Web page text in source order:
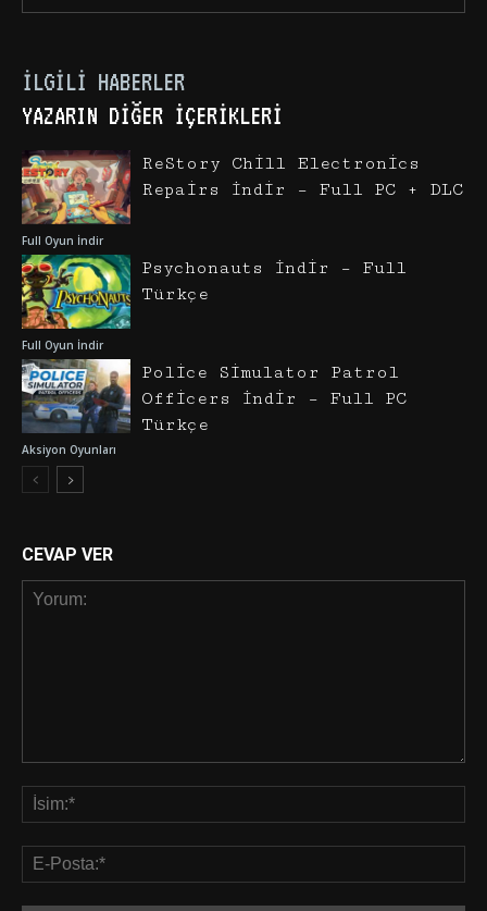
İLGILI HABERLER
YAZARIN DIĞER İÇERIKLERI
Full Oyun İndir
ReStory Chill Electronics
Repairs İndir – Full PC + DLC
Full Oyun İndir
Psychonauts İndir – Full
Türkçe
Aksiyon Oyunları
Police Simulator Patrol
Officers İndir – Full PC
Türkçe
CEVAP VER